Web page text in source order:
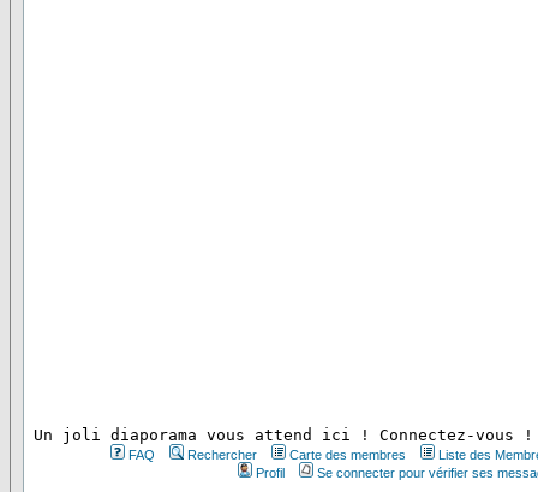
Un joli diaporama vous attend ici ! Connectez-vous !
FAQ Rechercher Carte des membres
Liste des
Profil
Se connecter pour vérifier ses